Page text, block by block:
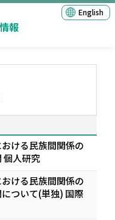
報
English
ける民族間関係の
個人研究
ける民族間関係の
ついて(単独) 国際